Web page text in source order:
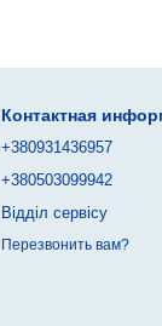
Контактная
+380931436957
+380503099942
Відділ сервісу
Перезвонить вам?